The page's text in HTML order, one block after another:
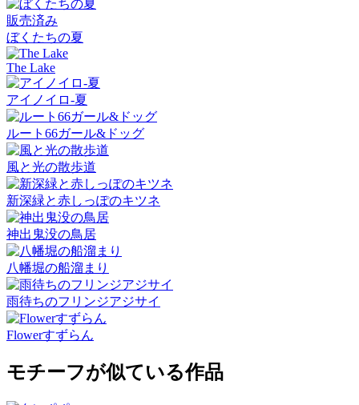
販売済み
ぼくたちの夏
The Lake
アイノイロ-夏
ルート66ガール&ドッグ
風と光の散歩道
新深緑と赤しっぽのキツネ
神出鬼没の鳥居
八幡堀の船溜まり
雨待ちのフリンジアジサイ
Flowerすずらん
モチーフが似ている作品